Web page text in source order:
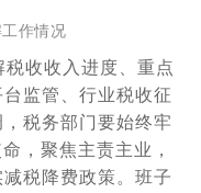
作情况
收收入进度、重点
监管、行业税收征
税务部门要始终牢
，聚焦主责主业，
税降费政策。班子